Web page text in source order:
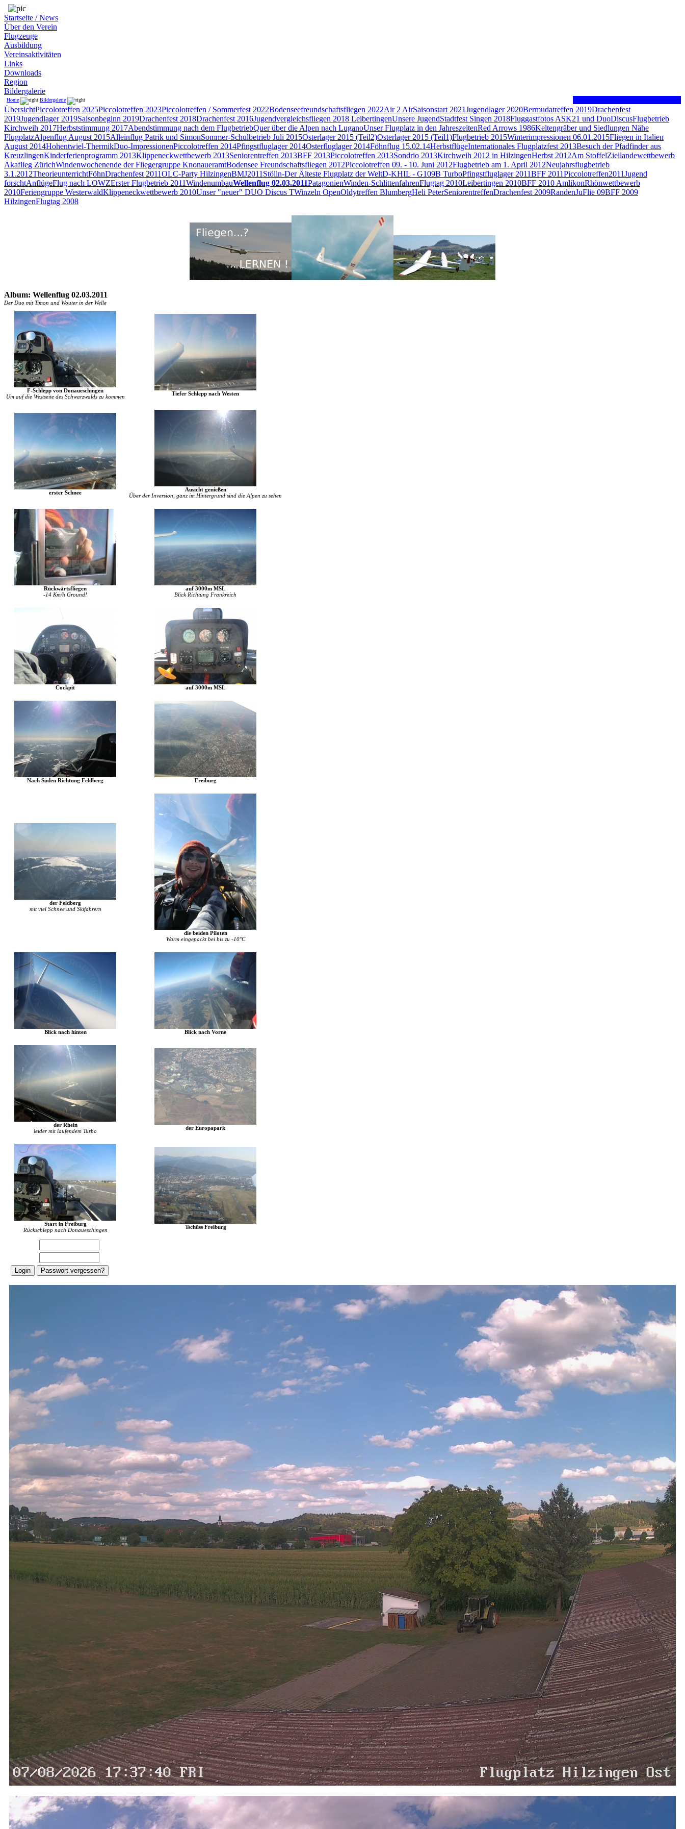
Startseite / News
Über den Verein
Flugzeuge
Ausbildung
Vereinsaktivitäten
Links
Downloads
Region
Bildergalerie
Home Bildergalerie
ÜbersichtPiccolotreffen 2025Piccolotreffen 2023Piccolotreffen / Sommerfest 2022Bodenseefreundschaftsfliegen 2022Air 2 AirSaisonstart 2021Jugendlager 2020Bermudatreffen 2019Drachenfest
2019Jugendlager 2019Saisonbeginn 2019Drachenfest 2018Drachenfest 2016Jugendvergleichsfliegen 2018 LeibertingenUnsere JugendStadtfest Singen 2018Fluggastfotos ASK21 und DuoDiscusFlugbetrieb
Kirchweih 2017Herbststimmung 2017Abendstimmung nach dem FlugbetriebQuer über die Alpen nach LuganoUnser Flugplatz in den JahreszeitenRed Arrows 1986Keltengräber und Siedlungen Nähe
FlugplatzAlpenflug August 2015Alleinflug Patrik und SimonSommer-Schulbetrieb Juli 2015Osterlager 2015 (Teil2)Osterlager 2015 (Teil1)Flugbetrieb 2015Winterimpressionen 06.01.2015Fliegen in Italien
August 2014Hohentwiel-ThermikDuo-ImpressionenPiccolotreffen 2014Pfingstfluglager 2014Osterfluglager 2014Föhnflug 15.02.14HerbstflügeInternationales Flugplatzfest 2013Besuch der Pfadfinder aus
KreuzlingenKinderferienprogramm 2013Klippeneckwettbewerb 2013Seniorentreffen 2013BFF 2013Piccolotreffen 2013Sondrio 2013Kirchweih 2012 in HilzingenHerbst 2012Am StoffelZiellandewettbewerb
Akaflieg ZürichWindenwochenende der Fliegergruppe KnonaueramtBodensee Freundschaftsfliegen 2012Piccolotreffen 09. - 10. Juni 2012Flugbetrieb am 1. April 2012Neujahrsflugbetrieb
3.1.2012TheorieunterrichtFöhnDrachenfest 2011OLC-Party HilzingenBMJ2011 Stölln-Der Älteste Flugplatz der WeltD-KHIL - G109B TurboPfingstfluglager 2011BFF 2011Piccolotreffen2011Jugend
forschtAnflügeFlug nach LOWZErster Flugbetrieb 2011WindenumbauWellenflug 02.03.2011PatagonienWinden-SchlittenfahrenFlugtag 2010Leibertingen 2010BFF 2010 AmlikonRhönwettbewerb
2010Feriengruppe WesterwaldKlippeneckwettbewerb 2010Unser "neuer" DUO Discus TWinzeln OpenOldytreffen BlumbergHeli PeterSeniorentreffenDrachenfest 2009RandenJuFlie 09BFF 2009
HilzingenFlugtag 2008
Album: Wellenflug 02.03.2011
Der Duo mit Timon und Wouter in der Welle
F-Schlepp von Donaueschingen
Um auf die Westseite des Schwarzwalds zu kommen
Tiefer Schlepp nach Westen
erster Schnee
Ausicht genießen
Über der Inversion, ganz im Hintergrund sind die Alpen zu sehen
Rückwärtsfliegen
-14 Km/h Ground!
auf 3000m MSL
Blick Richtung Frankreich
Cockpit auf 3000m MSL
Nach Süden Richtung Feldberg Freiburg
der Feldberg
mit viel Schnee und Skifahrern
die beiden Piloten
Warm eingepackt bei bis zu -10°C
Blick nach hinten Blick nach Vorne
der Rhein
leider mit laufendem Turbo
der Europapark
Start in Freiburg
Rückschlepp nach Donaueschingen
Tschüss Freiburg